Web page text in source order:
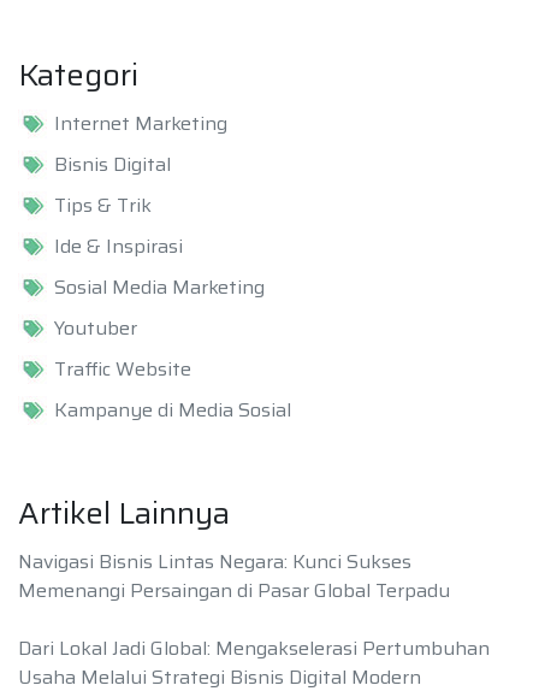
Kategori
Internet Marketing
Bisnis Digital
Tips & Trik
Ide & Inspirasi
Sosial Media Marketing
Youtuber
Traffic Website
Kampanye di Media Sosial
Artikel Lainnya
Navigasi Bisnis Lintas Negara: Kunci Sukses
Memenangi Persaingan di Pasar Global Terpadu
Dari Lokal Jadi Global: Mengakselerasi Pertumbuhan
Usaha Melalui Strategi Bisnis Digital Modern